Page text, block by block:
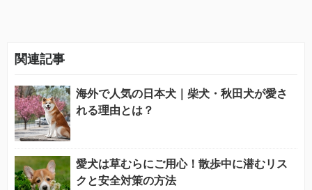
関連記事
海外で人気の日本犬｜柴犬・秋田犬が愛さ
れる理由とは？
愛犬は草むらにご用心！散歩中に潜むリス
クと安全対策の方法